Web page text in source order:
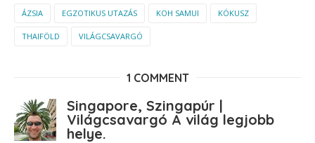
ÁZSIA EGZOTIKUS UTAZÁS KOH SAMUI KÓKUSZ
THAIFÖLD VILÁGCSAVARGÓ
1 COMMENT
Singapore, Szingapúr |
Világcsavargó A világ legjobb
helye.